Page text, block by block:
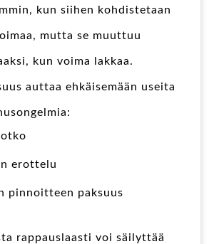
kun siihen kohdistetaan
mutta se muuttuu
kun voima lakkaa.
auttaa ehkäisemään useita
erottelu
pinnoitteen paksuus
rappauslaasti voi säilyttää